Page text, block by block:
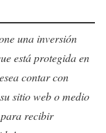
una inversión
está protegida en
contar con
sitio web o medio
para recibir